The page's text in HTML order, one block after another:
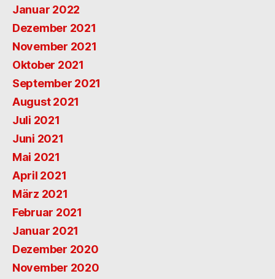
Januar 2022
Dezember 2021
November 2021
Oktober 2021
September 2021
August 2021
Juli 2021
Juni 2021
Mai 2021
April 2021
März 2021
Februar 2021
Januar 2021
Dezember 2020
November 2020